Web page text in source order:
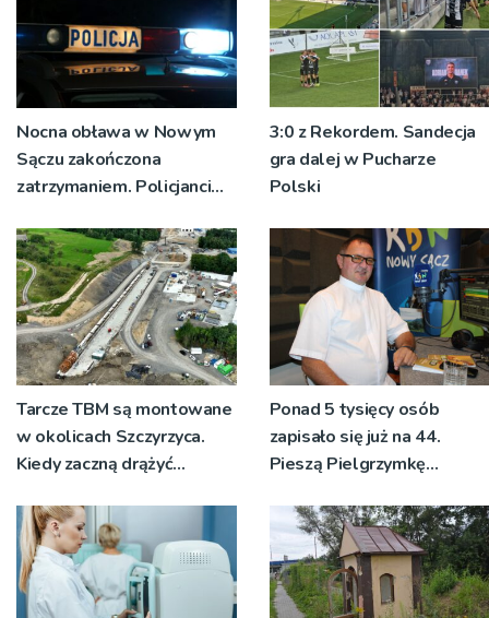
Nocna obława w Nowym
Sączu zakończona
zatrzymaniem. Policjanci
dźgnięcia 31-letniego
mężczyzny
3:0 z Rekordem. Sandecja
gra dalej w Pucharze
Polski
Tarcze TBM są montowane
w okolicach Szczyrzyca.
Kiedy zaczną drążyć
Ponad 5 tysięcy osób
zapisało się już na 44.
Pieszą Pielgrzymkę